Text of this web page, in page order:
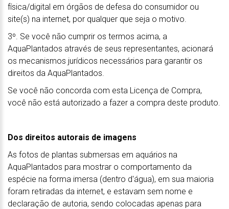
física/digital em órgãos de defesa do consumidor ou
site(s) na internet, por qualquer que seja o motivo.
3º. Se você não cumprir os termos acima, a
AquaPlantados através de seus representantes, acionará
os mecanismos jurídicos necessários para garantir os
direitos da AquaPlantados.
Se você não concorda com esta Licença de Compra,
você não está autorizado a fazer a compra deste produto.
Dos direitos autorais de imagens
As fotos de plantas submersas em aquários na
AquaPlantados para mostrar o comportamento da
espécie na forma imersa (dentro d'água), em sua maioria
foram retiradas da internet, e estavam sem nome e
declaração de autoria, sendo colocadas apenas para